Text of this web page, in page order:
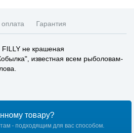
оплата Гарантия
не крашеная
известная всем рыболовам-
товару?
- подходящим для вас способом.